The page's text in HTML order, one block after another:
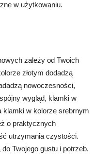
w użytkowaniu.
zależy od Twoich
złotym dodadzą
nowoczesności,
wygląd, klamki w
klamki w kolorze srebrnym
o praktycznych
utrzymania czystości.
Twojego gustu i potrzeb,